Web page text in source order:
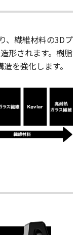
、繊維材料の3Dプ
形されます。樹脂
を強化します。